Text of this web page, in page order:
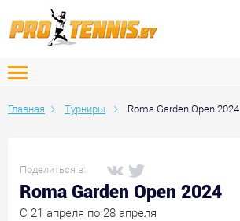
Главная Турниры Roma Garden Open 2024
Поделиться в:
Roma Garden Open 2024
C 21 апреля по 28 апреля